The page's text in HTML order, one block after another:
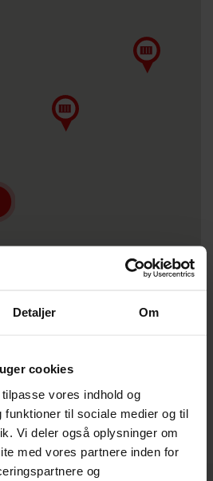
Detaljer Om
cookies
vores indhold og
funktioner til sociale medier og til
Vi deler også oplysninger om
med vores partnere inden for
og